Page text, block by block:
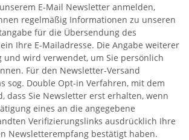
E-Mail Newsletter anmelden,
regelmäßig Informationen zu unseren
für die Übersendung des
Ihre E-Mailadresse. Die Angabe weiterer
und wird verwendet, um Sie persönlich
Für den Newsletter-Versand
sog. Double Opt-in Verfahren, mit dem
dass Sie Newsletter erst erhalten, wenn
eines an die angegebene
Verifizierungslinks ausdrücklich Ihre
Newsletterempfang bestätigt haben.